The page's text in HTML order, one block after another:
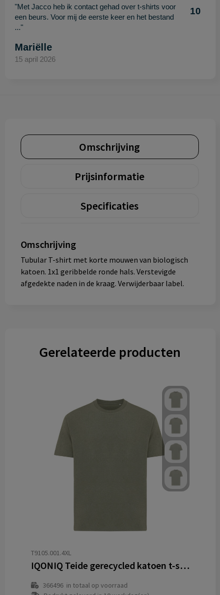
"Met Jacco heb ik contact gehad over t-shirts voor
een beurs. Voor mij de eerste keer en het bestand
..."
10
Mariëlle
15 april 2026
Omschrijving
Prijsinformatie
Specificaties
Omschrijving
Tubular T-shirt met korte mouwen van biologisch
katoen. 1x1 geribbelde ronde hals. Verstevigde
afgedekte naden in de kraag. Verwijderbaar label.
Gerelateerde producten
T9105.001.4XL
IQONIQ Teide gerecycled katoen t-shirt
366496in totaal op voorraad